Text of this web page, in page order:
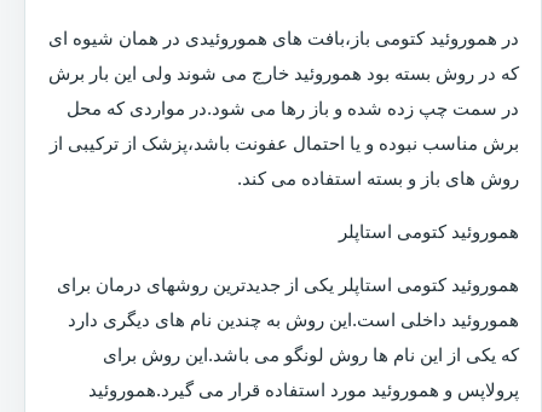
در هموروئید کتومی باز،بافت های هموروئیدی در همان شیوه ای
که در روش بسته بود هموروئید خارج می شوند ولی این بار برش
در سمت چپ زده شده و باز رها می شود.در مواردی که محل
برش مناسب نبوده و یا احتمال عفونت باشد،پزشک از ترکیبی از
روش های باز و بسته استفاده می کند.
هموروئید کتومی استاپلر
هموروئید کتومی استاپلر یکی از جدیدترین روشهای درمان برای
هموروئید داخلی است.این روش به چندین نام های دیگری دارد
که یکی از این نام ها روش لونگو می باشد.این روش برای
پرولاپس و هموروئید مورد استفاده قرار می گیرد.هموروئید